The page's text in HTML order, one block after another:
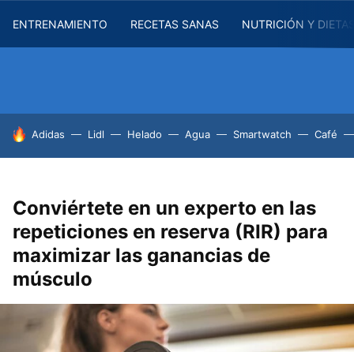
ENTRENAMIENTO RECETAS SANAS NUTRICIÓN Y
HOY SE HABLA DE
Adidas Lidl Helado Agua Smartwatch Café
Conviértete en un experto en las
repeticiones en reserva (RIR) para
maximizar las ganancias de
músculo